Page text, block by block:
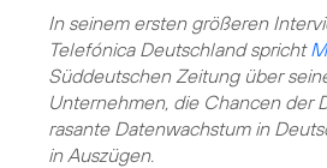
In seinem ersten größeren
Telefónica Deutschland spricht
Süddeutschen Zeitung über
Unternehmen, die Chancen der
rasante Datenwachstum in
in Auszügen.